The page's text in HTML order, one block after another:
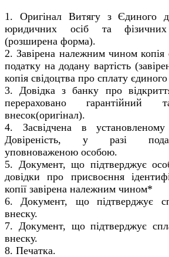
1. Оригінал Витягу з Єдиного
юридичних осіб та фізичних
(розширена форма).
2. Завірена належним чином копія
податку на додану вартість
копія свідоцтва про сплату
3. Довідка з банку про
перераховано гарантійний
внесок(оригінал).
4. Засвідчена в
Довіреність, у разі
уповноваженою особою.
5. Документ, що підтверджує
довідки про присвоєння
копії завірена належним чином*
6. Документ, що підтверджує
внеску.
7. Документ, що підтверджує
внеску.
8. Печатка.